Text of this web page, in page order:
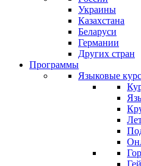
Украины
Казахстана
Беларуси
Германии
Других стран
Программы
Языковые